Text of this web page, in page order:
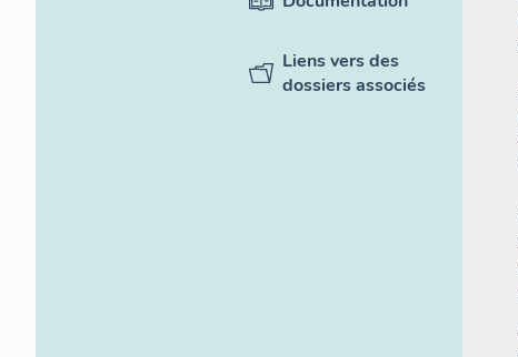
Liens vers des
dossiers associés